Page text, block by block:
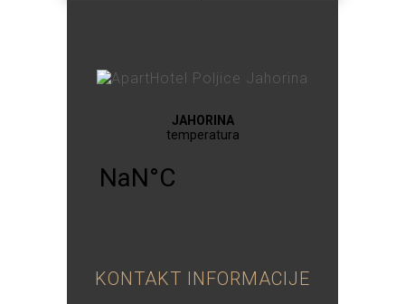
KONTAKT INFORMACIJE